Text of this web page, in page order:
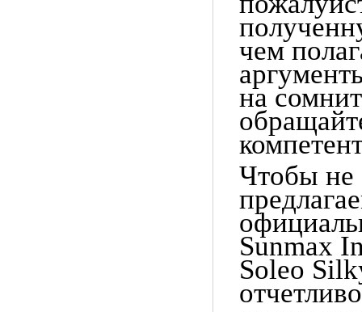
чем
на
Чтобы не
Sunmax
Soleo